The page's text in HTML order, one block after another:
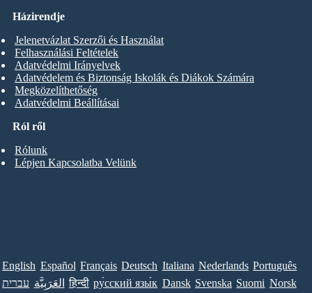
Ról ről
Rólunk
Lépjen Kapcsolatba Velünk
Házirendje
Jelenetvázlat Szerzői és Használat
Felhasználási Feltételek
Adatvédelmi Irányelvek
Adatvédelem és Biztonság Iskolák és Diákok Számára
Megközelíthetőség
Adatvédelmi Beállításai
English Español Français Deutsch Italiana Nederlands Português
עברית العَرَبِيَّة हिन्दी ру́сский язы́к Dansk Svenska Suomi Norsk